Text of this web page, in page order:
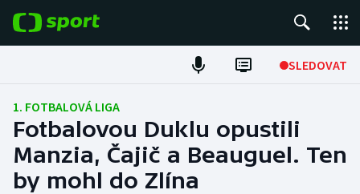
SLEDOVAT
Fotbal
Hokej
Tenis
1. FOTBALOVÁ LIGA
Fotbalovou Duklu opustili
Manzia, Čajič a Beauguel. Ten
by mohl do Zlína